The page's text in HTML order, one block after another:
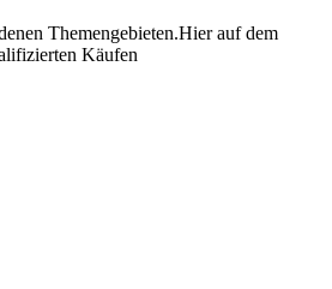
Themengebieten.Hier auf dem
Käufen